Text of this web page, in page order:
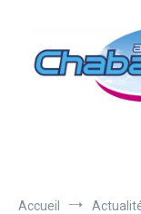
Autocars
Transport scolaire,
Transport
Accueil